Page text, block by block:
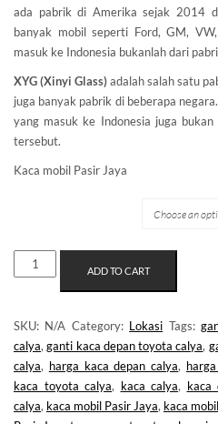
ada pabrik di Amerika sejak 2014
banyak mobil seperti Ford, GM,
masuk ke Indonesia bukanlah dari
XYG (Xinyi Glass)adalah salah satu
juga banyak pabrik di beberapa
yang masuk ke Indonesia juga
tersebut.
Kaca mobil Pasir Jaya
KACA
MOBIL
JAYA
QUANTITY
ADD TO CART
SKU: N/A Category: Lokasi Tags:
calya,ganti kaca depan toyota calya,
calya, harga kaca depan calya,
kaca toyota calya, kaca calya, kaca
calya, kaca mobil Pasir Jaya, kaca